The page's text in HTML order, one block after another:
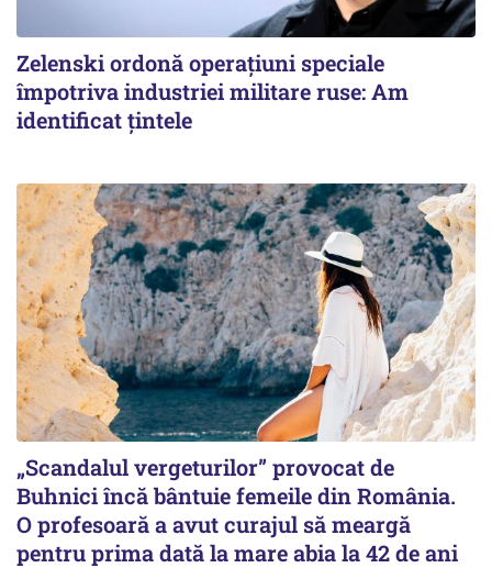
Zelenski ordonă operațiuni speciale
împotriva industriei militare ruse: Am
identificat țintele
„Scandalul vergeturilor” provocat de
Buhnici încă bântuie femeile din România.
O profesoară a avut curajul să meargă
pentru prima dată la mare abia la 42 de ani